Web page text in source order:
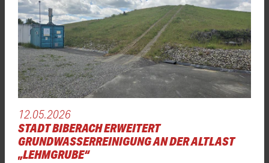
12.05.2026
STADT BIBERACH ERWEITERT
GRUNDWASSERREINIGUNG AN DER ALTLAST
„LEHMGRUBE“